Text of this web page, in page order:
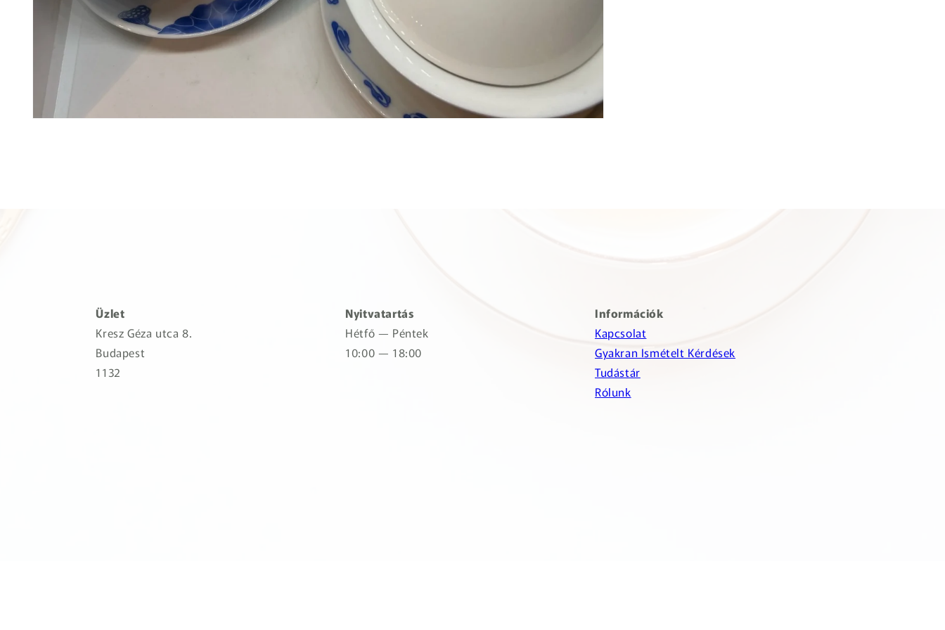
Üzlet
Kresz Géza utca 8.
Budapest
1132
Nyitvatartás
Hétfő — Péntek
10:00 — 18:00
Információk
Kapcsolat
Gyakran Ismételt Kérdések
Tudástár
Rólunk